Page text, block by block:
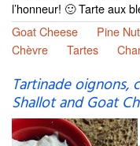
l’honneur! 🙂 Tarte aux
Goat Cheese
Pine Nut
Chèvre
Tartes
Tartinade oignons,
Shallot and Goat